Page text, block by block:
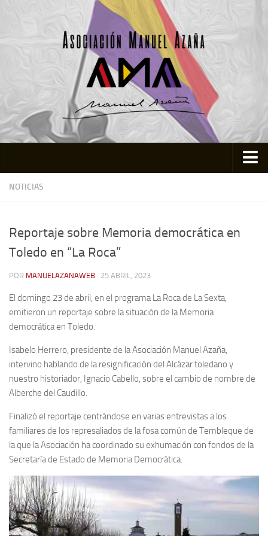
Inicio
Quienes somos
Actividades
Memoria Histórica
Investigación previa de la represión en Talavera de la Reina (1937-
Informe Represión en Toledo 1936-1947 | Buscador
Informe de la fosa de abril de 1939 de Tembleque
Militantes históricos IR
Personajes republicanos
Izquierda Republicana. Agrupaciones y Militantes (1934-1939)
Izquierda Republicana. Navarra
Izquierda Republicana. Galicia
Textos esenciales del republicanismo
NOTICIAS
Reportaje sobre Memoria democrática en
Toledo en “La Roca”
POR MANUELAZANAWEB · 25 ABRIL, 2023
El domingo 23 de abril, en el programa La Roca de La Sexta,
emitieron un reportaje sobre la situación de la Memoria
democrática en Toledo.
Isabelo Herrero, presidente de la Asociación Manuel Azaña,
intervino hablando de la resignificación del Alcázar toledano y
nuestro historiador, Ignacio Cabello, sobre el cambio de nombre de
Alberche del Caudillo.
Finalizó el reportaje centrándose en varias entrevistas a los
familiares de los represaliados de la fosa común de Tembleque de
la que la Asociación ha coordinado su exhumación con fondos de la
Secretaría de Estado de Memoria Democrática.